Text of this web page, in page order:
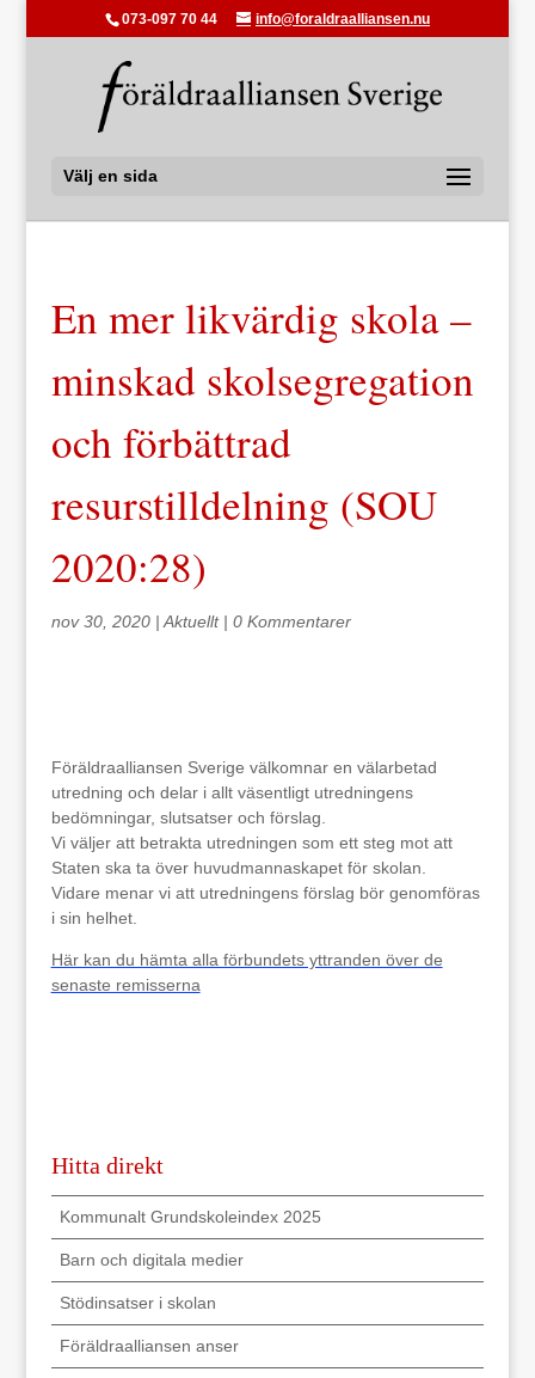
073-097 70 44 info@foraldraalliansen.nu
Välj en sida
En mer likvärdig skola –
minskad skolsegregation
och förbättrad
resurstilldelning (SOU
2020:28)
nov 30, 2020| Aktuellt| 0 Kommentarer
Föräldraalliansen Sverige välkomnar en välarbetad
utredning och delar i allt väsentligt utredningens
bedömningar, slutsatser och förslag.
Vi väljer att betrakta utredningen som ett steg mot att
Staten ska ta över huvudmannaskapet för skolan.
Vidare menar vi att utredningens förslag bör genomföras
i sin helhet.
Här kan du hämta alla förbundets yttranden över de
senaste remisserna
Hitta direkt
Kommunalt Grundskoleindex 2025
Barn och digitala medier
Stödinsatser i skolan
Föräldraalliansen anser